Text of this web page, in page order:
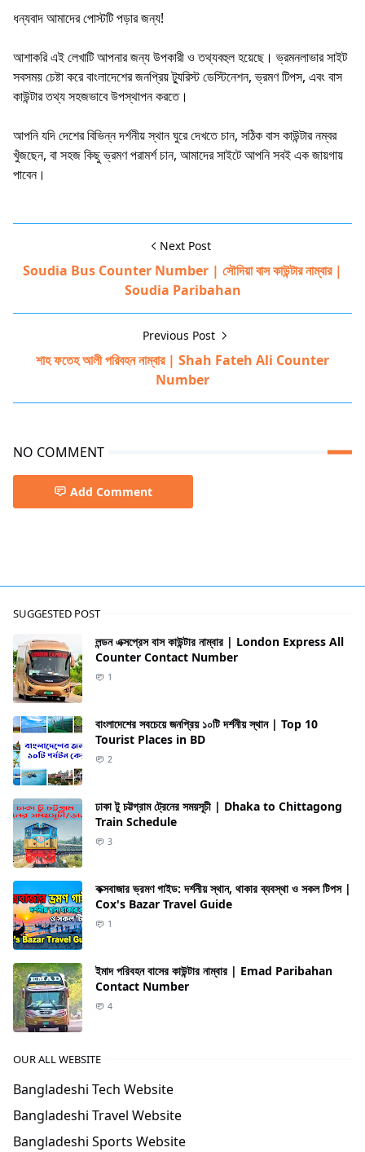
ধন্যবাদ আমাদের পোস্টটি পড়ার জন্য!
আশাকরি এই লেখাটি আপনার জন্য উপকারী ও তথ্যবহুল হয়েছে। ভ্রমনলাভার সাইট
সবসময় চেষ্টা করে বাংলাদেশের জনপ্রিয় ট্যুরিস্ট ডেস্টিনেশন, ভ্রমণ টিপস, এবং বাস
কাউন্টার তথ্য সহজভাবে উপস্থাপন করতে।
আপনি যদি দেশের বিভিন্ন দর্শনীয় স্থান ঘুরে দেখতে চান, সঠিক বাস কাউন্টার নম্বর
খুঁজছেন, বা সহজ কিছু ভ্রমণ পরামর্শ চান, আমাদের সাইটে আপনি সবই এক জায়গায়
পাবেন।
Next Post
Soudia Bus Counter Number | সৌদিয়া বাস কাউন্টার নাম্বার |
Soudia Paribahan
Previous Post
শাহ ফতেহ আলী পরিবহন নাম্বার | Shah Fateh Ali Counter
Number
NO COMMENT
Add Comment
SUGGESTED POST
লন্ডন এক্সপ্রেস বাস কাউন্টার নাম্বার | London Express All
Counter Contact Number
1
বাংলাদেশের সবচেয়ে জনপ্রিয় ১০টি দর্শনীয় স্থান | Top 10
Tourist Places in BD
2
ঢাকা টু চট্টগ্রাম ট্রেনের সময়সূচী | Dhaka to Chittagong
Train Schedule
3
কক্সবাজার ভ্রমণ গাইড: দর্শনীয় স্থান, থাকার ব্যবস্থা ও সকল টিপস |
Cox's Bazar Travel Guide
1
ইমাদ পরিবহন বাসের কাউন্টার নাম্বার | Emad Paribahan
Contact Number
4
OUR ALL WEBSITE
Bangladeshi Tech Website
Bangladeshi Travel Website
Bangladeshi Sports Website